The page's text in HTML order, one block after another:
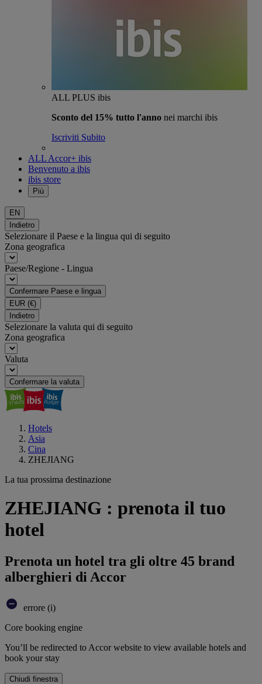
ALL PLUS ibis
Sconto del 15% tutto l'anno nei marchi ibis
Iscriviti Subito
ALL Accor+ ibis
Benvenuto a ibis
ibis store
Più
EN
Indietro
Selezionare il Paese e la lingua qui di seguito
Zona geografica
Paese/Regione - Lingua
Confermare Paese e lingua
EUR (€)
Indietro
Selezionare la valuta qui di seguito
Zona geografica
Valuta
Confermare la valuta
Hotels
Asia
Cina
ZHEJIANG
La tua prossima destinazione
ZHEJIANG : prenota il tuo
hotel
Prenota un hotel tra gli oltre 45 brand
alberghieri di Accor
errore (i)
Core booking engine
You’ll be redirected to Accor website to view available hotels and
book your stay
Chiudi finestra